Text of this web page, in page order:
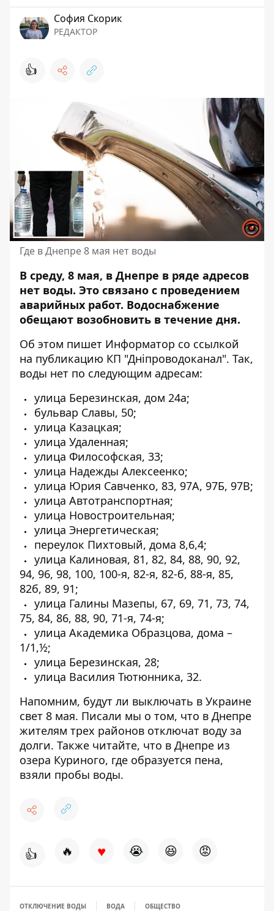
София Скорик
РЕДАКТОР
👍
Где в Днепре 8 мая нет воды
В среду, 8 мая, в Днепре в ряде адресов
нет воды. Это связано с проведением
аварийных работ. Водоснабжение
обещают возобновить в течение дня.
Об этом пишет Информатор со ссылкой
на публикацию КП "Дніпроводоканал". Так,
воды нет по следующим адресам:
улица Березинская, дом 24а;
бульвар Славы, 50;
улица Казацкая;
улица Удаленная;
улица Философская, 33;
улица Надежды Алексеенко;
улица Юрия Савченко, 83, 97А, 97Б, 97В;
улица Автотранспортная;
улица Новостроительная;
улица Энергетическая;
переулок Пихтовый, дома 8,6,4;
улица Калиновая, 81, 82, 84, 88, 90, 92,
94, 96, 98, 100, 100-я, 82-я, 82-б, 88-я, 85,
82б, 89, 91;
улица Галины Мазепы, 67, 69, 71, 73, 74,
75, 84, 86, 88, 90, 71-я, 74-я;
улица Академика Образцова, дома –
1/1,½;
улица Березинская, 28;
улица Василия Тютюнника, 32.
Напомним, будут ли выключать в Украине
свет 8 мая. Писали мы о том, что в Днепре
жителям трех районов отключат воду за
долги. Также читайте, что в Днепре из
озера Куриного, где образуется пена,
взяли пробы воды.
👍 🔥 ♥ 😭 😆 😡
ОТКЛЮЧЕНИЕ ВОДЫ ВОДА ОБЩЕСТВО